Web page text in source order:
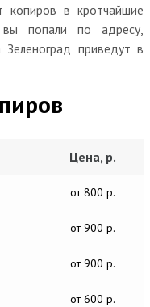
копиров в кротчайшие
попали по адресу,
Зеленоград приведут в
Цена, р.
от 800 р.
от 900 р.
от 900 р.
от 600 р.